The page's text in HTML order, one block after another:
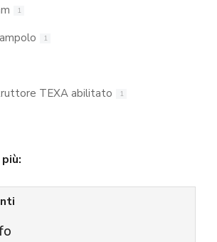
1
1
TEXA abilitato 1